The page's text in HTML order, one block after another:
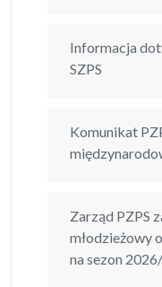
Informacja
SZPS
Komunikat
Zarząd PZPS
młodzieżowy
na sezon